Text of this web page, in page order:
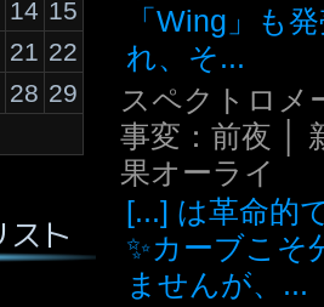
14 15
21 22
28 29
ト
「Wing」も
れ、そ...
スペクトロメ
事変：前夜 │
果オーライ
[...] は革命的
✨カーブこそ
ませんが、...